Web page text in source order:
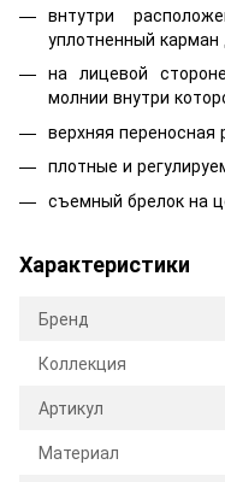
внтутри
уплотненный
на лицевой
молнии внутри
верхняя переносная
плотные и
съемный брелок на
Характеристики
Бренд
Коллекция
Артикул
Материал